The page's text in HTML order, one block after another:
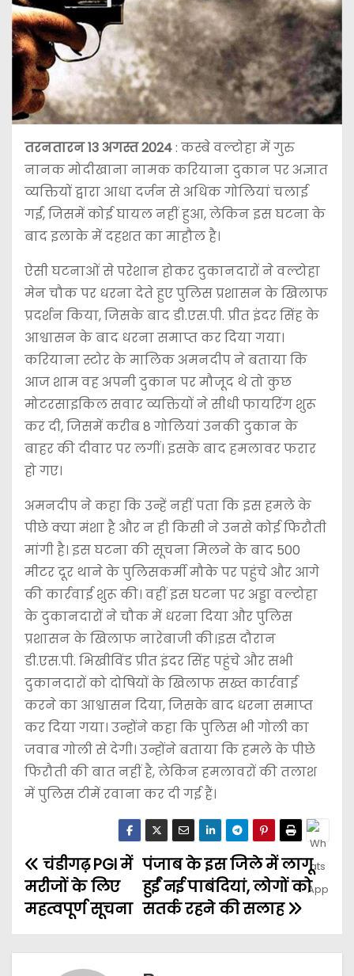
तरनतारन 13 अगस्त 2024: कस्बे वल्टोहा में गुरु
नानक मोदीखाना नामक करियाना दुकान पर अज्ञात
व्यक्तियों द्वारा आधा दर्जन से अधिक गोलियां चलाई
गईं, जिसमें कोई घायल नहीं हुआ, लेकिन इस घटना के
बाद इलाके में दहशत का माहौल है।
ऐसी घटनाओं से परेशान होकर दुकानदारों ने वल्टोहा
मेन चौक पर धरना देते हुए पुलिस प्रशासन के खिलाफ
प्रदर्शन किया, जिसके बाद डी.एस.पी. प्रीत इंदर सिंह के
आश्वासन के बाद धरना समाप्त कर दिया गया।
करियाना स्टोर के मालिक अमनदीप ने बताया कि
आज शाम वह अपनी दुकान पर मौजूद थे तो कुछ
मोटरसाइकिल सवार व्यक्तियों ने सीधी फायरिंग शुरू
कर दी, जिसमें करीब 8 गोलियां उनकी दुकान के
बाहर की दीवार पर लगीं। इसके बाद हमलावर फरार
हो गए।
अमनदीप ने कहा कि उन्हें नहीं पता कि इस हमले के
पीछे क्या मंशा है और न ही किसी ने उनसे कोई फिरौती
मांगी है। इस घटना की सूचना मिलने के बाद 500
मीटर दूर थाने के पुलिसकर्मी मौके पर पहुंचे और आगे
की कार्रवाई शुरू की। वहीं इस घटना पर अड्डा वल्टोहा
के दुकानदारों ने चौक में धरना दिया और पुलिस
प्रशासन के खिलाफ नारेबाजी की।इस दौरान
डी.एस.पी. भिखीविंड प्रीत इंदर सिंह पहुंचे और सभी
दुकानदारों को दोषियों के खिलाफ सख्त कार्रवाई
करने का आश्वासन दिया, जिसके बाद धरना समाप्त
कर दिया गया। उन्होंने कहा कि पुलिस भी गोली का
जवाब गोली से देगी। उन्होंने बताया कि हमले के पीछे
फिरौती की बात नहीं है, लेकिन हमलावरों की तलाश
में पुलिस टीमें रवाना कर दी गई हैं।
पंजाब के इस जिले में लागू
हुईं नई पाबंदियां, लोगों को
सतर्क रहने की सलाह
चंडीगढ़ PGI में
मरीजों के लिए
महत्वपूर्ण सूचना